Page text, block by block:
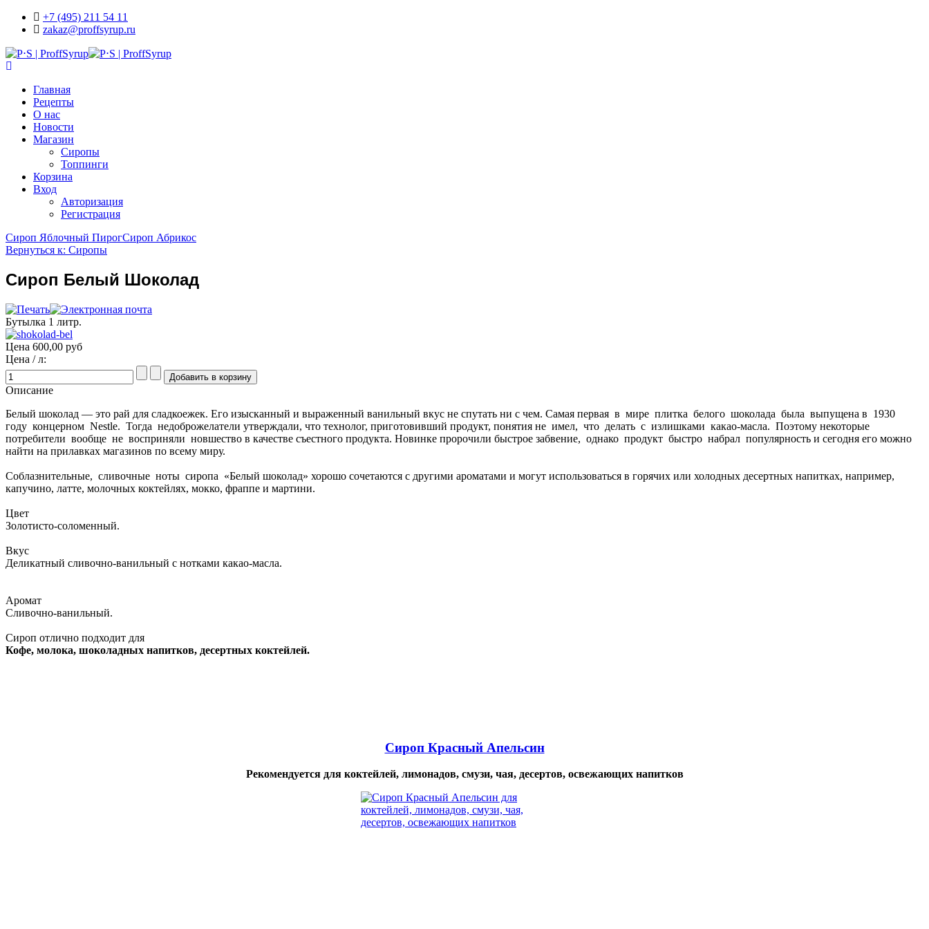
+7 (495) 211 54 11
zakaz@proffsyrup.ru
Главная
Рецепты
О нас
Новости
Магазин
Сиропы
Топпинги
Корзина
Вход
Авторизация
Регистрация
Сироп Яблочный ПирогСироп Абрикос
Вернуться к: Сиропы
Сироп Белый Шоколад
Бутылка 1 литр.
Цена 600,00 руб
Цена / л:
Описание
Белый шоколад — это рай для сладкоежек. Его изысканный и выраженный ванильный вкус не спутать ни с чем. Самая первая в мире плитка белого шоколада была выпущена в 1930
году концерном Nestle. Тогда недоброжелатели утверждали, что технолог, приготовивший продукт, понятия не имел, что делать с излишками какао-масла. Поэтому некоторые
потребители вообще не восприняли новшество в качестве съестного продукта. Новинке пророчили быстрое забвение, однако продукт быстро набрал популярность и сегодня его можно
найти на прилавках магазинов по всему миру.
Соблазнительные, сливочные ноты сиропа «Белый шоколад» хорошо сочетаются с другими ароматами и могут использоваться в горячих или холодных десертных напитках, например,
капучино, латте, молочных коктейлях, мокко, фраппе и мартини.
Цвет
Золотисто-соломенный.
Вкус
Деликатный сливочно-ванильный с нотками какао-масла.
Аромат
Сливочно-ванильный.
Сироп отлично подходит для
Кофе, молока, шоколадных напитков, десертных коктейлей.
Сироп Красный Апельсин
Рекомендуется для коктейлей, лимонадов, смузи, чая, десертов, освежающих напитков